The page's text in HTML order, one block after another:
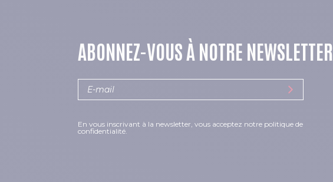
ABONNEZ-VOUS À NOTRE NEWSLETTER
En vous inscrivant à la newsletter, vous acceptez notre politique de
confidentialité.